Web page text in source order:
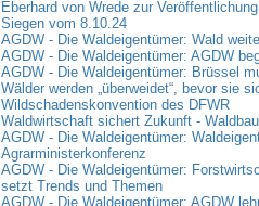
Eberhard von Wrede zur
Siegen vom 8.10.24
AGDW - Die Waldeigentümer: Wald
AGDW - Die Waldeigentümer: AGDW
AGDW - Die Waldeigentümer: Brüssel
Wälder werden „überweidet“, bevor sie
Wildschadenskonvention des DFWR
Waldwirtschaft sichert Zukunft -
AGDW - Die Waldeigentümer:
Agrarministerkonferenz
AGDW - Die Waldeigentümer:
setzt Trends und Themen
AGDW - Die Waldeigentümer: AGDW